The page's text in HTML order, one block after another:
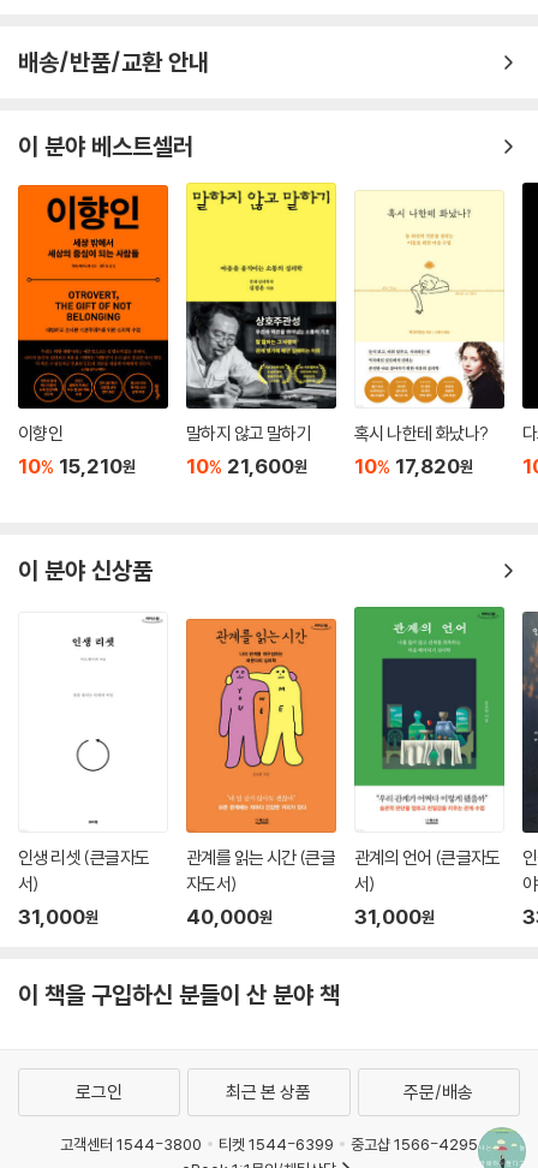
배송/반품/교환 안내
이 분야 베스트셀러
이향인
10% 15,210원
말하지 않고 말하기
10% 21,600원
혹시 나한테 화났나?
10% 17,820원
이 분야 신상품
인생 리셋 (큰글자도
서)
31,000원
관계를 읽는 시간 (큰글
자도서)
40,000원
관계의 언어 (큰글자도
서)
31,000원
이 책을 구입하신 분들이 산 분야 책
로그인 최근 본 상품 주문/배송
고객센터 1544-3800 티켓 1544-6399
중고샵 1566-4295